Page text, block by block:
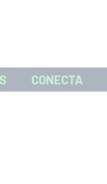
CONECTA